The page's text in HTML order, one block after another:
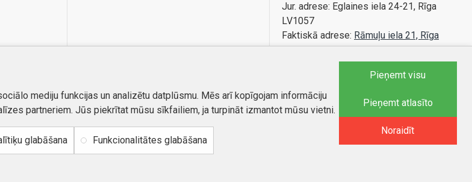
Jur. adrese: Eglaines iela 24-21, Rīga
LV1057
Faktiskā adrese: Rāmuļu iela 21, Rīga
Bankas konts: LV89PARX0020365840001
Tel.:25588879
E-pasts:info@autobode.lv
mediju funkcijas un analizētu datplūsmu. Mēs arī kopīgojam informāciju
partneriem. Jūs piekrītat mūsu sīkfailiem, ja turpināt izmantot mūsu vietni.
glabāšana Funkcionalitātes glabāšana
Pieņemt visu
Pieņemt atlasīto
Noraidīt